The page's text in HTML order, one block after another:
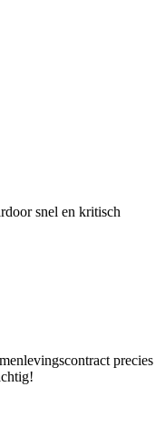
snel en kritisch
precies